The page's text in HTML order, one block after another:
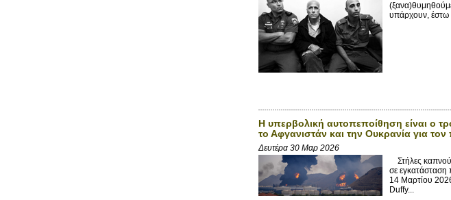
υπάρχουν, έστω
Η υπερβολική αυτοπεποίθηση είναι ο
το Αφγανιστάν και την Ουκρανία για
Δευτέρα 30 Μαρ 2026
Στήλες καπνού
σε εγκατάσταση
14 Μαρτίου
Duffy...